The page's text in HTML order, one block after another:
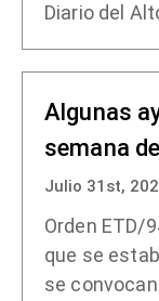
Diario del
Algunas
semana
Julio 31st,
Orden ETD/
que se
se